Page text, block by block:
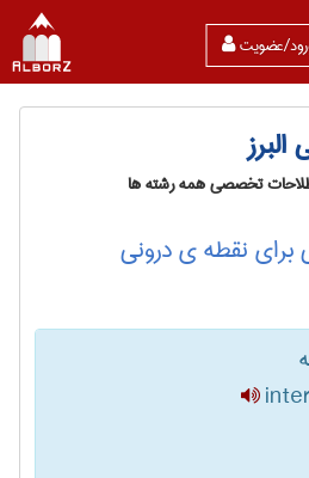
عضویت
تخصصی همه رشته ها
برای نقطه ی درونی